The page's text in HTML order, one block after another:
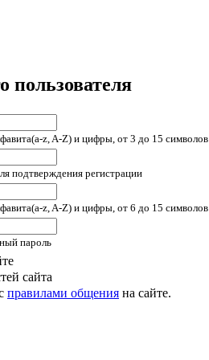
пользователя
z, A-Z) и цифры, от 3 до 15 символов
подтверждения регистрации
z, A-Z) и цифры, от 6 до 15 символов
пароль
сайта
правилами общения на сайте.